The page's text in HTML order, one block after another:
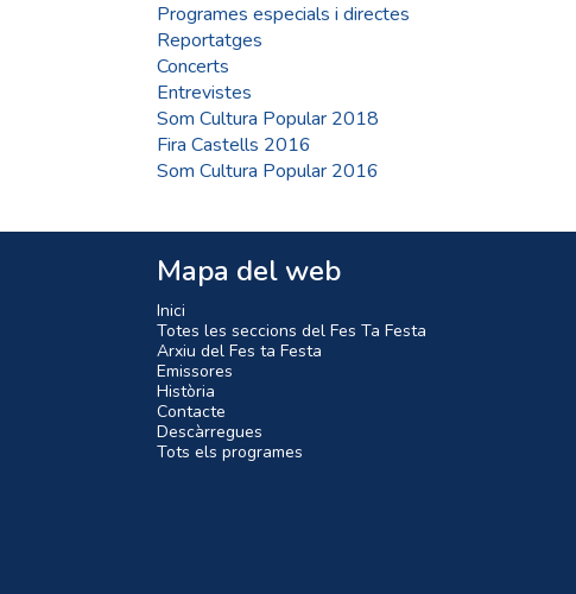
Programes especials i directes
Reportatges
Concerts
Entrevistes
Som Cultura Popular 2018
Fira Castells 2016
Som Cultura Popular 2016
Mapa del web
Inici
Totes les seccions del Fes Ta Festa
Arxiu del Fes ta Festa
Emissores
Història
Contacte
Descàrregues
Tots els programes